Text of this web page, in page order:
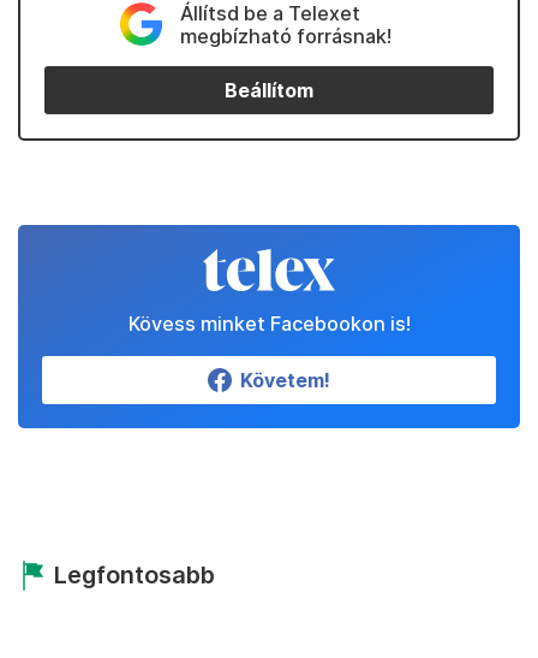
Állítsd be a Telexet
megbízható forrásnak!
Beállítom
Kövess minket Facebookon is!
Követem!
Legfontosabb